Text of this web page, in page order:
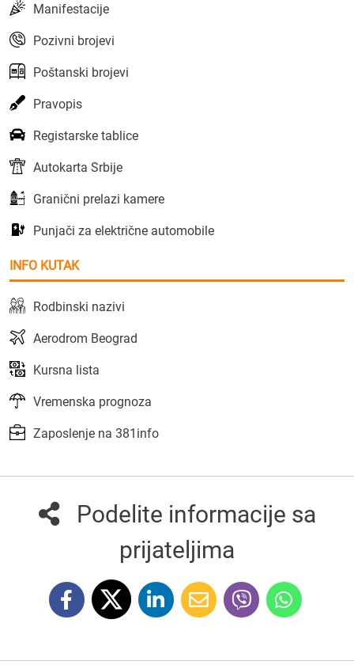
Manifestacije
Pozivni brojevi
Poštanski brojevi
Pravopis
Registarske tablice
Autokarta Srbije
Granični prelazi kamere
Punjači za električne automobile
INFO KUTAK
Rodbinski nazivi
Aerodrom Beograd
Kursna lista
Vremenska prognoza
Zaposlenje na 381info
Podelite informacije sa
prijateljima